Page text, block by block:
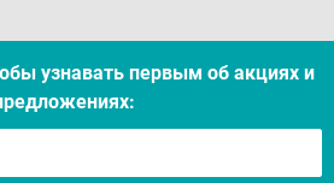
узнавать первым об акцияx и